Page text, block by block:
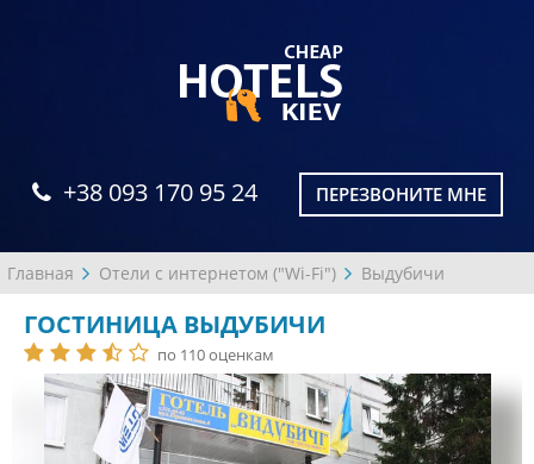
+38 093 170 95 24 ПЕРЕЗВОНИТЕ МНЕ
Главная Отели с интернетом ("Wi-Fi") Выдубичи
ГОСТИНИЦА ВЫДУБИЧИ
по 110 оценкам